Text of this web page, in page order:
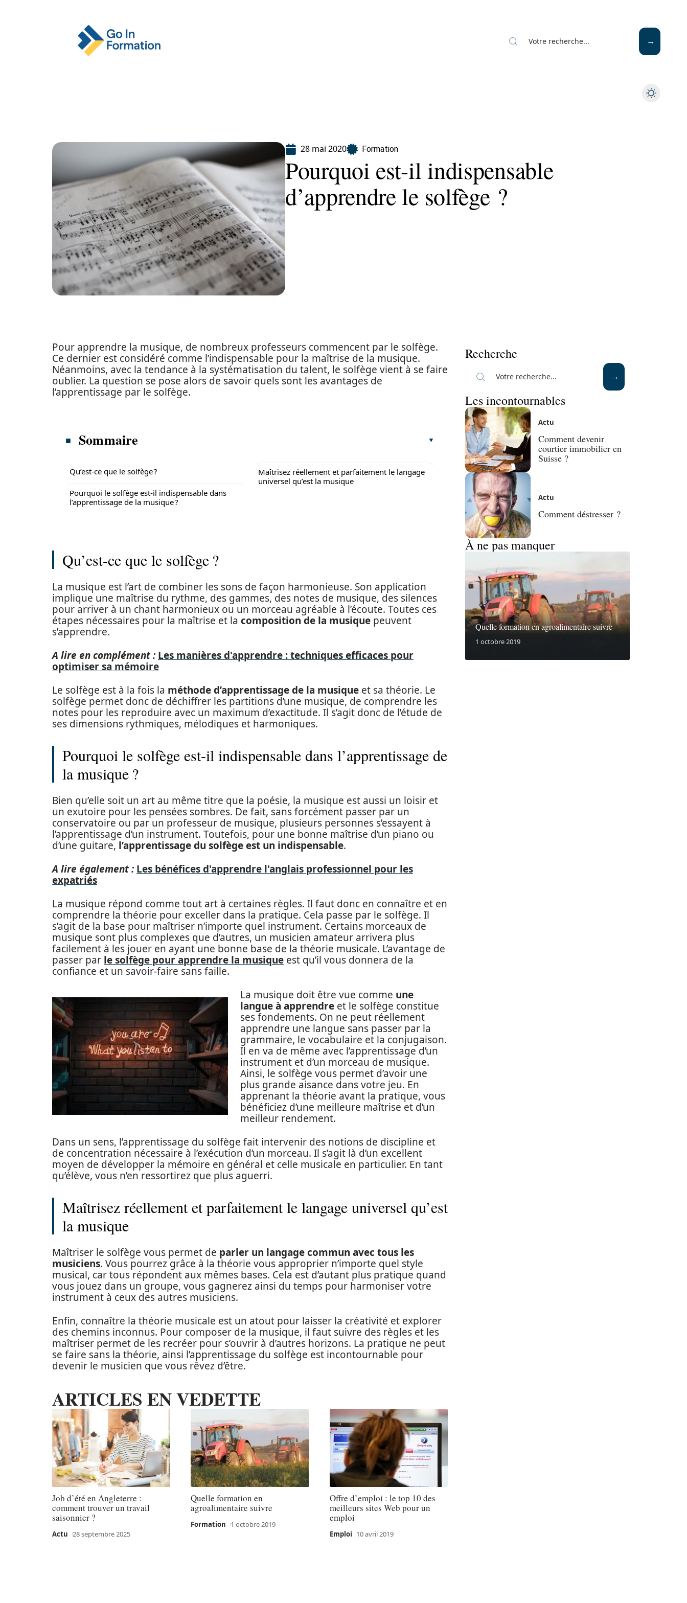
28 mai 2020 Formation
Pourquoi est-il indispensable
d’apprendre le solfège ?
Pour apprendre la musique, de nombreux professeurs commencent par le solfège.
Ce dernier est considéré comme l’indispensable pour la maîtrise de la musique.
Néanmoins, avec la tendance à la systématisation du talent, le solfège vient à se faire
oublier. La question se pose alors de savoir quels sont les avantages de
l’apprentissage par le solfège.
Sommaire
Qu’est-ce que le solfège ?
Pourquoi le solfège est-il indispensable dans
l’apprentissage de la musique ?
Maîtrisez réellement et parfaitement le langage
universel qu’est la musique
Qu’est-ce que le solfège ?
La musique est l’art de combiner les sons de façon harmonieuse. Son application
implique une maîtrise du rythme, des gammes, des notes de musique, des silences
pour arriver à un chant harmonieux ou un morceau agréable à l’écoute. Toutes ces
étapes nécessaires pour la maîtrise et la composition de la musique peuvent
s’apprendre.
A lire en complément : Les manières d'apprendre : techniques efficaces pour
optimiser sa mémoire
Le solfège est à la fois la méthode d’apprentissage de la musique et sa théorie. Le
solfège permet donc de déchiffrer les partitions d’une musique, de comprendre les
notes pour les reproduire avec un maximum d’exactitude. Il s’agit donc de l’étude de
ses dimensions rythmiques, mélodiques et harmoniques.
Pourquoi le solfège est-il indispensable dans l’apprentissage de
la musique ?
Bien qu’elle soit un art au même titre que la poésie, la musique est aussi un loisir et
un exutoire pour les pensées sombres. De fait, sans forcément passer par un
conservatoire ou par un professeur de musique, plusieurs personnes s’essayent à
l’apprentissage d’un instrument. Toutefois, pour une bonne maîtrise d’un piano ou
d’une guitare, l’apprentissage du solfège est un indispensable.
A lire également : Les bénéfices d'apprendre l'anglais professionnel pour les
expatriés
La musique répond comme tout art à certaines règles. Il faut donc en connaître et en
comprendre la théorie pour exceller dans la pratique. Cela passe par le solfège. Il
s’agit de la base pour maîtriser n’importe quel instrument. Certains morceaux de
musique sont plus complexes que d’autres, un musicien amateur arrivera plus
facilement à les jouer en ayant une bonne base de la théorie musicale. L’avantage de
passer par le solfège pour apprendre la musique est qu’il vous donnera de la
confiance et un savoir-faire sans faille.
La musique doit être vue comme une
langue à apprendre et le solfège constitue
ses fondements. On ne peut réellement
apprendre une langue sans passer par la
grammaire, le vocabulaire et la conjugaison.
Il en va de même avec l’apprentissage d’un
instrument et d’un morceau de musique.
Ainsi, le solfège vous permet d’avoir une
plus grande aisance dans votre jeu. En
apprenant la théorie avant la pratique, vous
bénéficiez d’une meilleure maîtrise et d’un
meilleur rendement.
Dans un sens, l’apprentissage du solfège fait intervenir des notions de discipline et
de concentration nécessaire à l’exécution d’un morceau. Il s’agit là d’un excellent
moyen de développer la mémoire en général et celle musicale en particulier. En tant
qu’élève, vous n’en ressortirez que plus aguerri.
Maîtrisez réellement et parfaitement le langage universel qu’est
la musique
Maîtriser le solfège vous permet de parler un langage commun avec tous les
musiciens. Vous pourrez grâce à la théorie vous approprier n’importe quel style
musical, car tous répondent aux mêmes bases. Cela est d’autant plus pratique quand
vous jouez dans un groupe, vous gagnerez ainsi du temps pour harmoniser votre
instrument à ceux des autres musiciens.
Enfin, connaître la théorie musicale est un atout pour laisser la créativité et explorer
des chemins inconnus. Pour composer de la musique, il faut suivre des règles et les
maîtriser permet de les recréer pour s’ouvrir à d’autres horizons. La pratique ne peut
se faire sans la théorie, ainsi l’apprentissage du solfège est incontournable pour
devenir le musicien que vous rêvez d’être.
ARTICLES EN VEDETTE
Job d’été en Angleterre :
comment trouver un travail
saisonnier ?
Actu 28 septembre 2025
Quelle formation en
agroalimentaire suivre
Formation 1 octobre 2019
Offre d’emploi : le top 10 des
meilleurs sites Web pour un
emploi
Emploi 10 avril 2019
Recherche
Les incontournables
Actu
Comment devenir
courtier immobilier en
Suisse ?
Actu
Comment déstresser ?
À ne pas manquer
Quelle formation en agroalimentaire suivre
1 octobre 2019